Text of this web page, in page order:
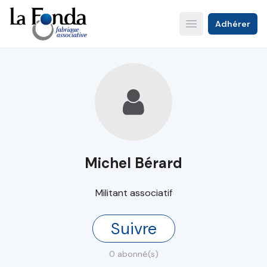
Aller
au
contenu
principal
Open main menu
Adhérer
Michel Bérard
Militant associatif
Suivre
0 abonné(s)